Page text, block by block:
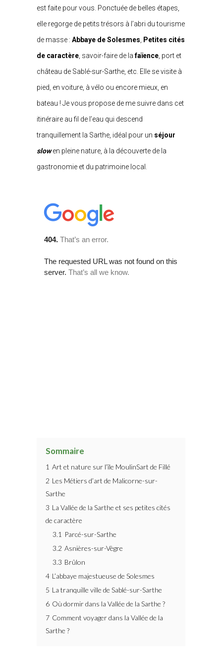
est faite pour vous. Ponctuée de belles étapes,
elle regorge de petits trésors à l’abri du tourisme
de masse : Abbaye de Solesmes
Petites cités
de caractère , savoir-faire de lafaïence , port et
château de Sablé-sur-Sarthe, etc. Elle se visite à
pied, en voiture, à vélo ou encore mieux, en
bateau ! Je vous propose de me suivre dans cet
itinéraire au fil de l’eau qui descend
tranquillement la Sarthe, idéal pour un séjour
slow en pleine nature, à la découverte de la
gastronomie et du patrimoine local.
Sommaire
1 Art et nature sur l’île MoulinSart de Fillé
2 Les Métiers d’art de Malicorne-sur-
Sarthe
3 La Vallée de la Sarthe et ses petites cités
de caractère
3.1 Parcé-sur-Sarthe
3.2 Asnières-sur-Vègre
3.3 Brûlon
4 L’abbaye majestueuse de Solesmes
5 La tranquille ville de Sablé-sur-Sarthe
6 Où dormir dans la Vallée de la Sarthe ?
7 Comment voyager dans la Vallée de la
Sarthe ?